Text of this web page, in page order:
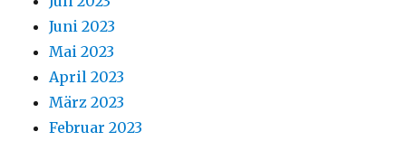
Juni 2023
Mai 2023
April 2023
März 2023
Februar 2023